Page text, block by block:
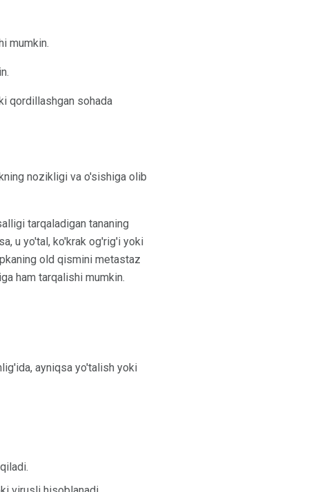
mumkin.
qordillashgan sohada
nozikligi va o'sishiga olib
tarqaladigan tananing
u yo'tal, ko'krak og'rig'i yoki
old qismini metastaz
ham tarqalishi mumkin.
ayniqsa yo'talish yoki